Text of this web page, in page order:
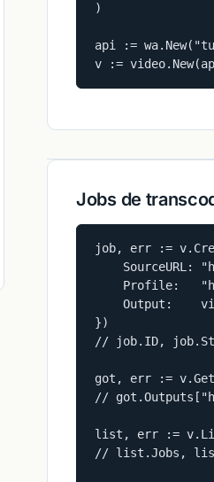
)
api :=
v :=
Jobs de
job, err :=
SourceURL:
Profile:
Output:
})
// job.ID,
got, err :=
//
list, err :=
// list.Jobs,